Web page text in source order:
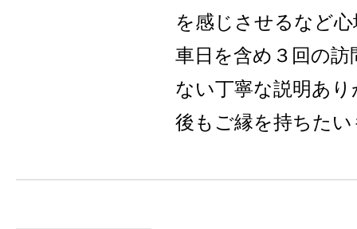
を感じさせるなど
車日を含め３回の
ない丁寧な説明あ
後もご縁を持ちた